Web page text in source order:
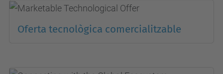
Oferta tecnològica comercialitzable